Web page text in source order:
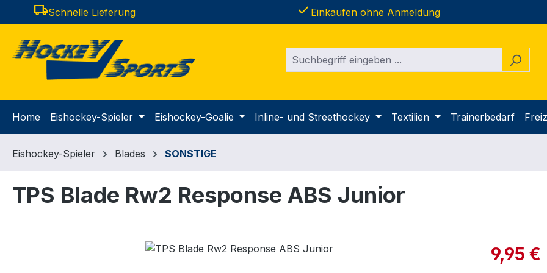
Hauptinhalt springen
Zur Suche springen
Zur Hauptnavigation springen
local_shippingSchnelle Lieferung done Einkaufen ohne Anmeldung
Home Eishockey-Spieler Eishockey-Goalie Inline- und Streethockey Textilien Trainerbedarf
Eishockey-Spieler Blades SONSTIGE
TPS Blade Rw2 Response ABS Junior
9,95 €